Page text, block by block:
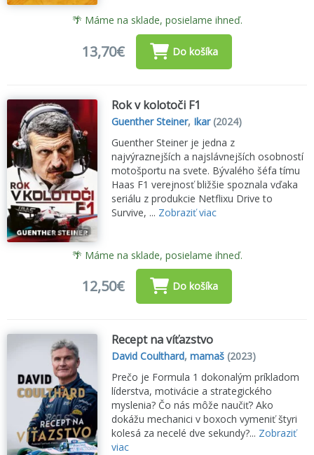
🌴 Máme na sklade, posielame ihneď.
13,70€ Do košíka
Rok v kolotoči F1
Guenther Steiner, Ikar(2024)
Guenther Steiner je jedna z
najvýraznejších a najslávnejších osobností
motošportu na svete. Bývalého šéfa tímu
Haas F1 verejnosť bližšie spoznala vďaka
seriálu z produkcie Netflixu Drive to
Survive, ... Zobraziť viac
🌴 Máme na sklade, posielame ihneď.
12,50€ Do košíka
Recept na víťazstvo
David Coulthard,mamaš (2023)
Prečo je Formula 1 dokonalým príkladom
líderstva, motivácie a strategického
myslenia? Čo nás môže naučiť? Ako
dokážu mechanici v boxoch vymeniť štyri
kolesá za necelé dve sekundy?... Zobraziť
viac